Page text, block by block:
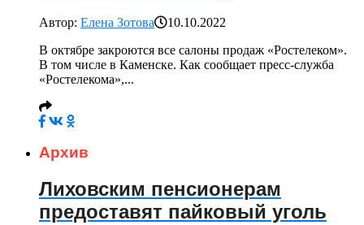
Автор: Елена Зотова
10.10.2022
В октябре закроются все салоны продаж «Ростелеком».
В том числе в Каменске. Как сообщает пресс-служба
«Ростелекома»,...
Архив
Лиховским пенсионерам
предоставят пайковый уголь